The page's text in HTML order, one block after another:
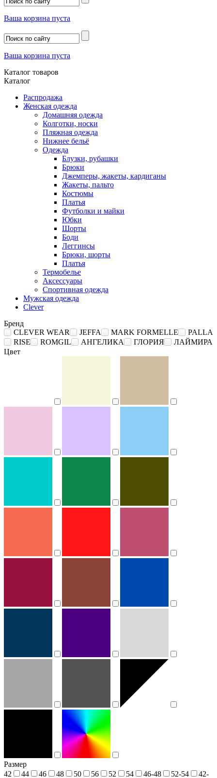
Ваша корзина пуста
Ваша корзина пуста
Каталог товаров
Каталог
Распродажа
Женская одежда
Домашняя одежда
Колготки, носки
Пляжная одежда
Нижнее бельё
Одежда
Блузки, рубашки
Брюки
Джемперы, жакеты, кардиганы
Жакеты, пальто
Костюмы
Платья
Футболки и майки
Юбки
Шорты
Боди
Леггинсы
Брюки, шорты
Платья
Термобелье
Аксессуары
Спортивная одежда
Мужская одежда
Clever
Бренд
CLEVER WEAR
JEFFA MARK FORMELLE
PALLA
RISE
ROMGIL АНГЕЛИКА ГЛОРИЯ
ЛАЙМИРА
Цвет
Размер
42
44 46 48 50 56 52 54 46-48 52-54
42-